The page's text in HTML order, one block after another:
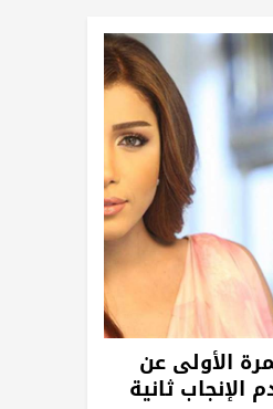
الأولى عن
الإنجاب ثانية